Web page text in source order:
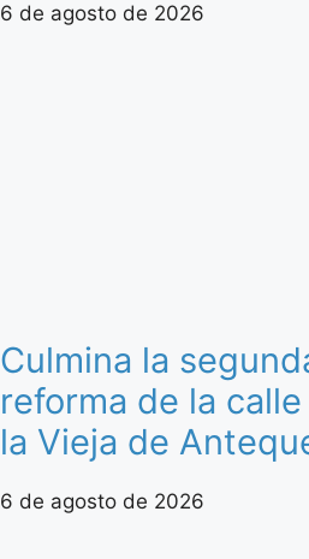
6 de agosto de 2026
Culmina la
reforma de la
la Vieja de
6 de agosto de 2026